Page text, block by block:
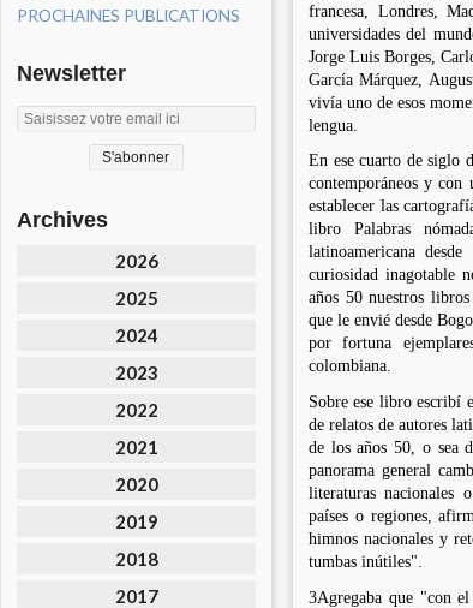
PROCHAINES PUBLICATIONS
Newsletter
Archives
2026
2025
2024
2023
2022
2021
2020
2019
2018
2017
francesa, Londres,
universidades del
Jorge Luis Borges,
García Márquez,
vivía uno de esos
lengua.
En ese cuarto de siglo
contemporáneos y con
establecer las
libro Palabras
latinoamericana
curiosidad inagotable
años 50 nuestros
que le envié desde
por fortuna
colombiana.
Sobre ese libro escribí
de relatos de autores
de los años 50, o sea
panorama general
literaturas nacionales
países o regiones,
himnos nacionales y
tumbas inútiles".
3Agregaba que "con